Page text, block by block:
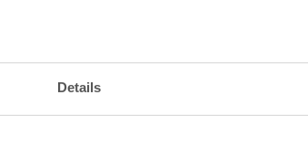
Details
saisonal unterschiedlich
Absprache